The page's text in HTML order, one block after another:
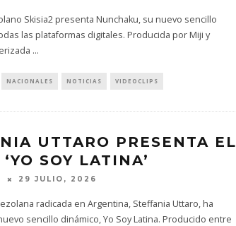
Skisia2 presenta Nunchaku, su nuevo sencillo
las plataformas digitales. Producida por Miji y
...
NACIONALES NOTICIAS VIDEOCLIPS
UTTARO PRESENTA EL
SOY LATINA’
29 JULIO, 2026
radicada en Argentina, Steffania Uttaro, ha
sencillo dinámico, Yo Soy Latina. Producido entre